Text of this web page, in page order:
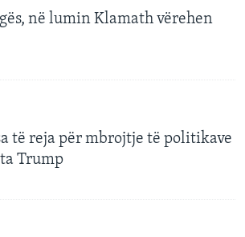
në lumin Klamath vërehen
të reja për mbrojtje të politikave
Trump